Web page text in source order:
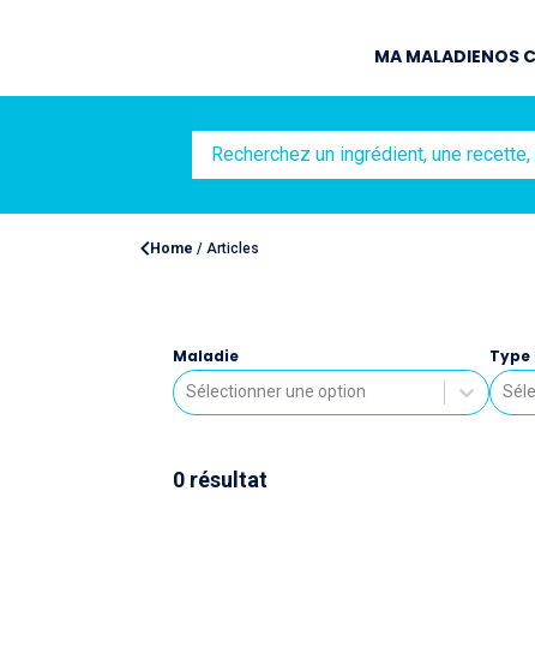
MA MALADIENOS
Home / Articles
Maladie
Sélectionner une option
Type
0 résultat